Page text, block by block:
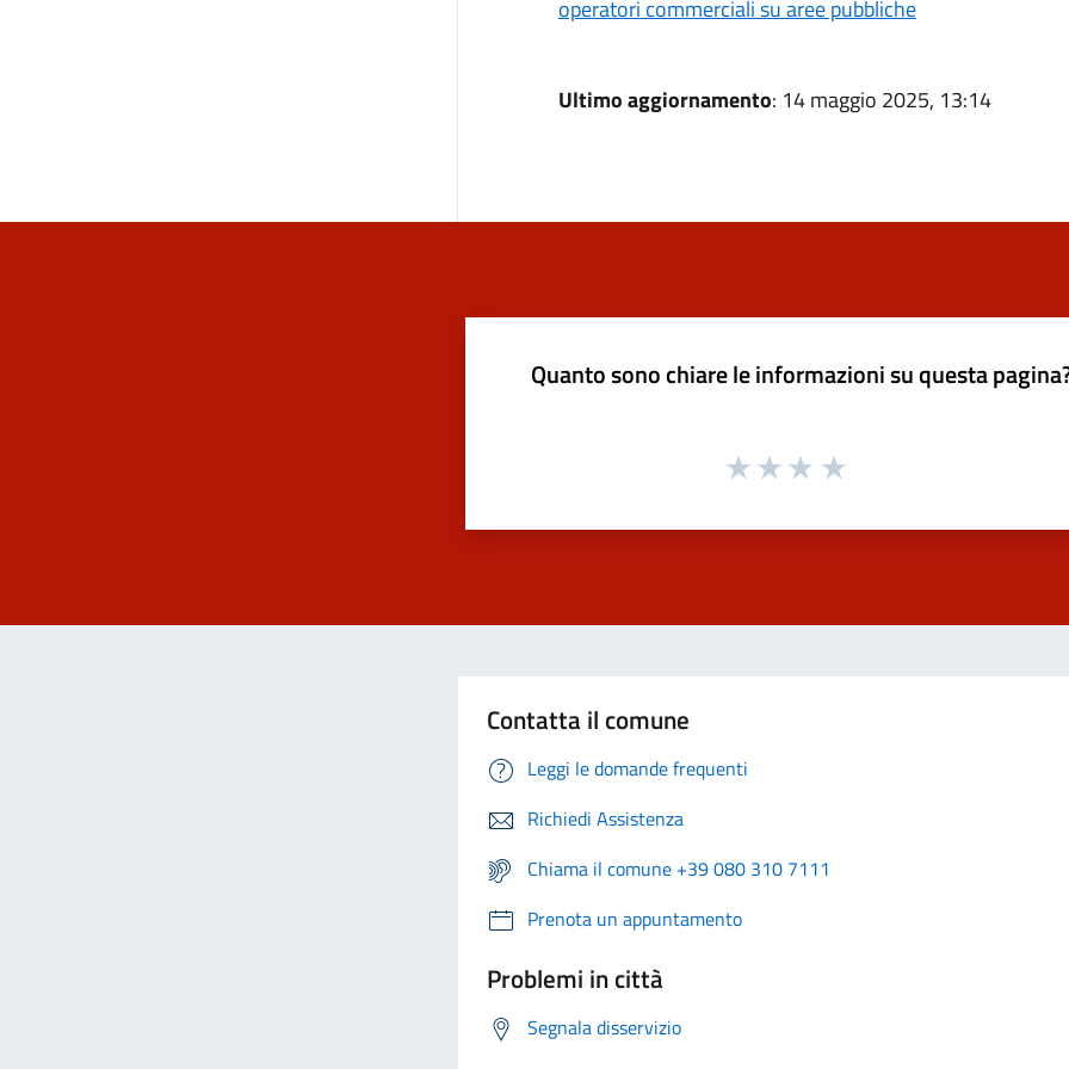
operatori commerciali su aree pubbliche
Ultimo aggiornamento: 14 maggio 2025, 13:14
Quanto sono chiare le informazioni su questa
Contatta il comune
Leggi le domande frequenti
Richiedi Assistenza
Chiama il comune +39 080 310 7111
Prenota un appuntamento
Problemi in città
Segnala disservizio